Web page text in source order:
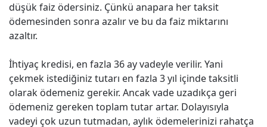
düşük faiz ödersiniz. Çünkü anapara her taksit
ödemesinden sonra azalır ve bu da faiz miktarını
azaltır.
İhtiyaç kredisi, en fazla 36 ay vadeyle verilir. Yani
çekmek istediğiniz tutarı en fazla 3 yıl içinde taksitli
olarak ödemeniz gerekir. Ancak vade uzadıkça geri
ödemeniz gereken toplam tutar artar. Dolayısıyla
vadeyi çok uzun tutmadan, aylık ödemelerinizi rahatça